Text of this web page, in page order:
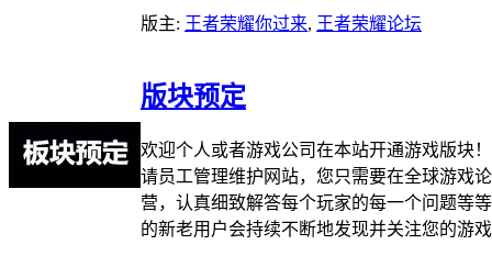
版主: 王者荣耀你过来, 王者荣耀论坛
版块预定
欢迎个人或者游戏公司在本站开通游戏版块
请员工管理维护网站，您只需要在全球游戏
营，认真细致解答每个玩家的每一个问题等
的新老用户会持续不断地发现并关注您的游